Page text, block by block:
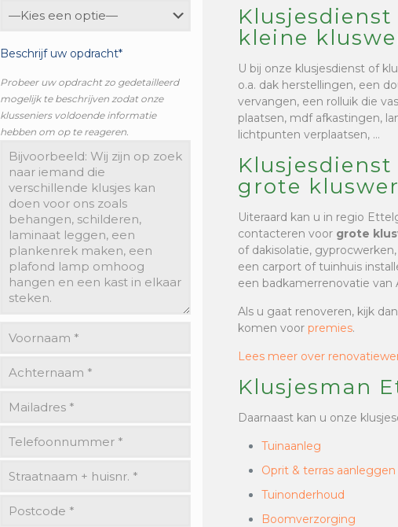
Beschrijf uw opdracht*
Probeer uw opdracht zo gedetailleerd
mogelijk te beschrijven zodat onze
klusseniers voldoende informatie
hebben om op te reageren.
kleine
U bij onze klusjesdienst of
o.a. dak herstellingen, een
vervangen, een rolluik die
plaatsen, mdf afkastingen,
lichtpunten verplaatsen, …
grote
Uiteraard kan u in regio
contacteren voor grote
of dakisolatie,
een carport of tuinhuis
een badkamerrenovatie van
Als u gaat renoveren, kijk
komen voorpremies.
Lees meer over
Klusjesman
Daarnaast kan u onze
Tuinaanleg
Oprit & terras aanleggen
Tuinonderhoud
Boomverzorging